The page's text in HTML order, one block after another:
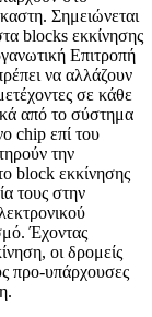
Σημειώνεται
blocks εκκίνησης
Επιτροπή
να αλλάζουν
σε κάθε
από το σύστημα
chip επί του
την
block εκκίνησης
τους στην
Έχοντας
οι δρομείς
προ-υπάρχουσες